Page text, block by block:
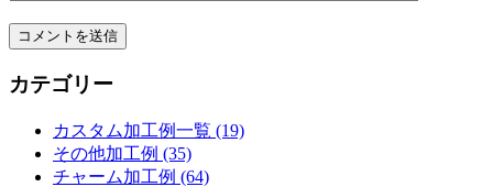
カテゴリー
カスタム加工例一覧 (19)
その他加工例 (35)
チャーム加工例 (64)